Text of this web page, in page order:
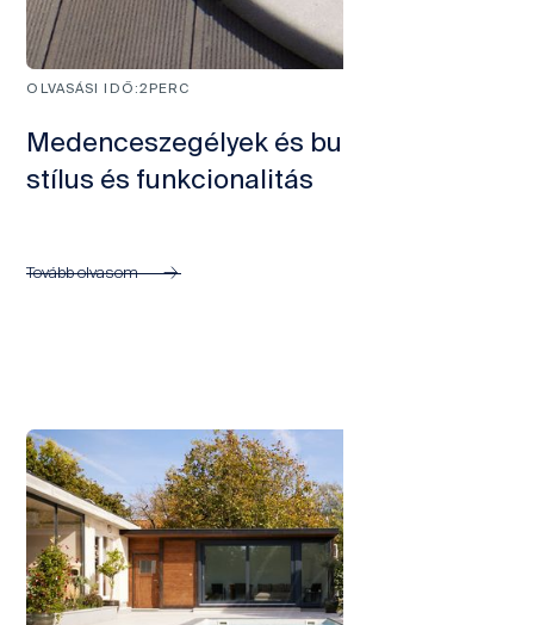
OLVASÁSI IDŐ:2PERC
Medenceszegélyek és burkolatok -
stílus és funkcionalitás
Tovább olvasom